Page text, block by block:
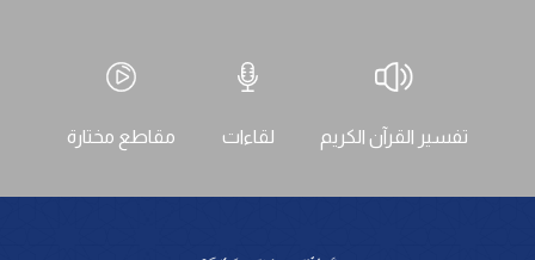
تفسير القرآن الكريم لقاءات مقاطع مختارة